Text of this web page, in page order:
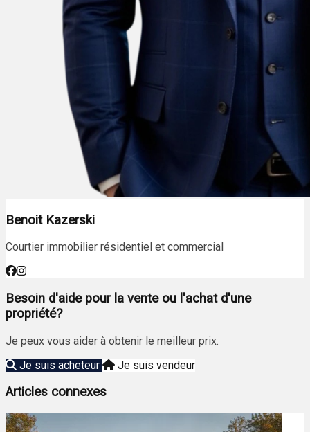
Benoit Kazerski
Courtier immobilier résidentiel et commercial
Besoin d'aide pour la vente ou l'achat d'une
propriété?
Je peux vous aider à obtenir le meilleur prix.
Je suis acheteur
Je suis vendeur
Articles connexes